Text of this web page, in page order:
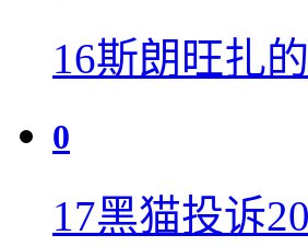
16斯朗旺扎
0
17黑猫投诉